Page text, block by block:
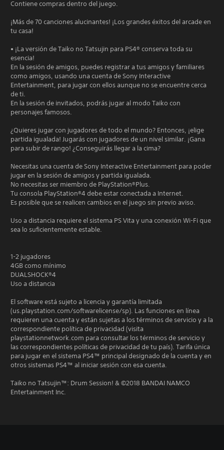
Contiene compras dentro del juego.
¡Más de 70 canciones alucinantes! ¡Los grandes éxitos del arcade en
tu casa!
• ¡La versión de Taiko no Tatsujin para PS4® conserva toda su
esencia!
En la sesión de amigos, puedes registrar a tus amigos y familiares
como amigos, usando una cuenta de Sony Interactive
Entertainment, para jugar con ellos aunque no se encuentre cerca
de ti.
En la sesión de invitados, podrás jugar al modo Taiko con
personajes famosos.
¿Quieres jugar con jugadores de todo el mundo? Entonces, ¡elige
partida igualada! Jugarás con jugadores de un nivel similar. ¡Gana
para subir de rango! ¿Conseguirás llegar a la cima?
Necesitas una cuenta de Sony Interactive Entertainment para poder
jugar en la sesión de amigos y partida igualada.
No necesitas ser miembro de PlayStation®Plus.
Tu consola PlayStation®4 debe estar conectada a Internet.
Es posible que se realicen cambios en el juego sin previo aviso.
Uso a distancia requiere el sistema PS Vita y una conexión Wi-Fi que
sea lo suficientemente estable.
1-2 jugadores
4GB como mínimo
DUALSHOCK®4
Uso a distancia
El software está sujeto a licencia y garantía limitada
(us.playstation.com/softwarelicense/sp). Las funciones en línea
requieren una cuenta y están sujetas a los términos de servicio y a la
correspondiente política de privacidad (visita
playstationnetwork.com para consultar los términos de servicio y
las correspondientes políticas de privacidad de tu país). Tarifa única
para jugar en el sistema PS4™ principal designado de la cuenta y en
otros sistemas PS4™ al iniciar sesión con esa cuenta.
Taiko no Tatsujin™: Drum Session! & ©2018 BANDAI NAMCO
Entertainment Inc.